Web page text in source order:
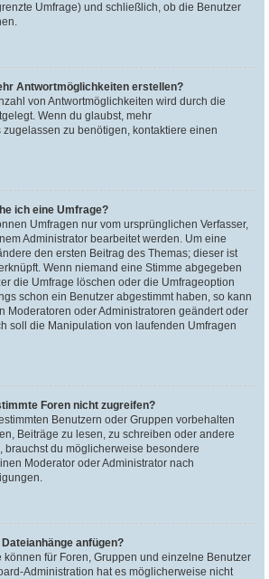
Umfrage) und schließlich, ob die Benutzer
Antwortmöglichkeiten erstellen?
von Antwortmöglichkeiten wird durch die
Wenn du glaubst, mehr
zu benötigen, kontaktiere einen
ich eine Umfrage?
Umfragen nur vom ursprünglichen Verfasser,
Administrator bearbeitet werden. Um eine
den ersten Beitrag des Themas; dieser ist
Wenn niemand eine Stimme abgegeben
die Umfrage löschen oder die Umfrageoption
schon ein Benutzer abgestimmt haben, so kann
Moderatoren oder Administratoren geändert oder
soll die Manipulation von laufenden Umfragen
Foren nicht zugreifen?
Benutzern oder Gruppen vorbehalten
Beiträge zu lesen, zu schreiben oder andere
brauchst du möglicherweise besondere
Moderator oder Administrator nach
anfügen?
können für Foren, Gruppen und einzelne Benutzer
Administration hat es möglicherweise nicht